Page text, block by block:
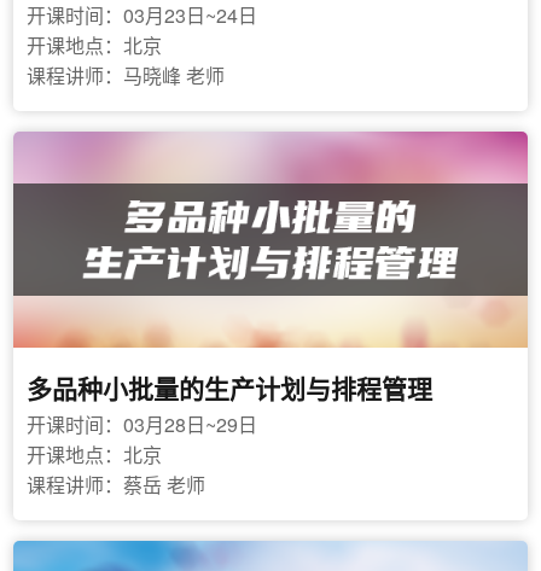
开课时间：03月23日~24日
开课地点：北京
课程讲师：马晓峰 老师
多品种小批量的生产计划与排程管理
开课时间：03月28日~29日
开课地点：北京
课程讲师：蔡岳 老师